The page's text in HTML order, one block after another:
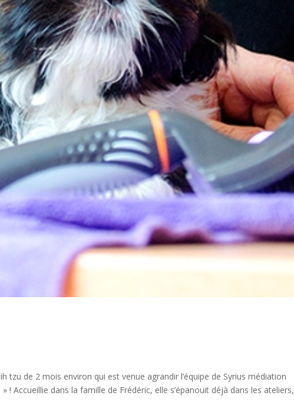
tzu de 2 mois environ qui est venue agrandir l’équipe de Syrius médiation
! Accueillie dans la famille de Frédéric, elle s’épanouit déjà dans les ateliers,